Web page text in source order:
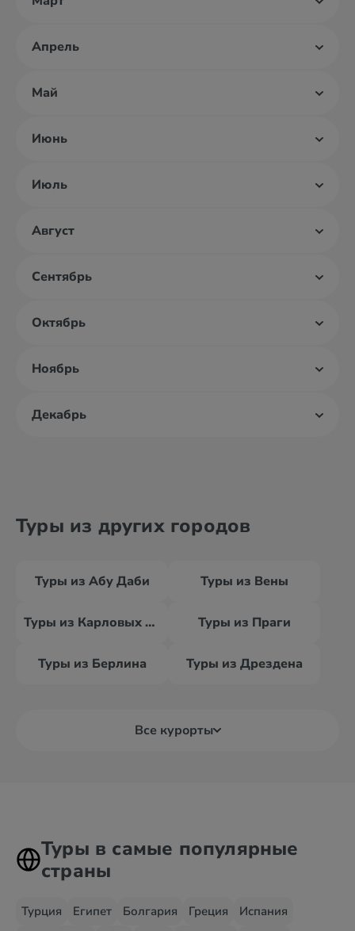
Апрель
Май
Июнь
Июль
Август
Сентябрь
Октябрь
Ноябрь
Декабрь
Туры из других городов
Туры из Абу Даби Туры из Вены
Туры из Карловых Вар Туры из Праги
Туры из Берлина Туры из Дрездена
Все курорты
Туры в самые популярные
страны
Турция Египет Болгария Греция Испания